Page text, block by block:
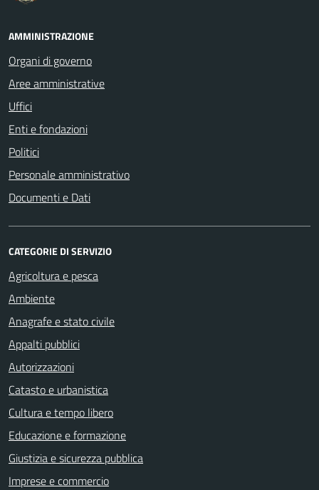
AMMINISTRAZIONE
Organi di governo
Aree amministrative
Uffici
Enti e fondazioni
Politici
Personale amministrativo
Documenti e Dati
CATEGORIE DI SERVIZIO
Agricoltura e pesca
Ambiente
Anagrafe e stato civile
Appalti pubblici
Autorizzazioni
Catasto e urbanistica
Cultura e tempo libero
Educazione e formazione
Giustizia e sicurezza pubblica
Imprese e commercio